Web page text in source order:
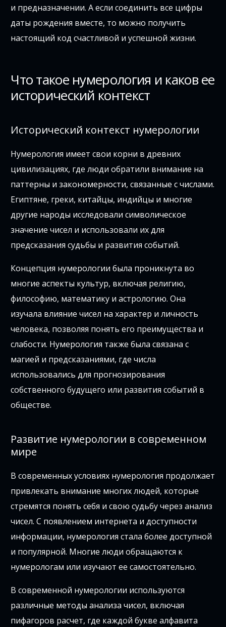
и предназначении. А если соединить все цифры
даты рождения вместе, то можно получить
настоящий код счастливой и успешной жизни.
Что такое нумерология и каков ее
исторический контекст
Исторический контекст нумерологии
Нумерология имеет свои корни в древних
цивилизациях, где люди обратили внимание на
паттерны и закономерности, связанные с числами.
Египтяне, греки, китайцы, индийцы и многие
другие народы исследовали символическое
значение чисел и использовали их для
предсказания судьбы и развития событий.
Концепция нумерологии была проникнута во
многие аспекты культур, включая религию,
философию, математику и астрологию. Она
изучала влияние чисел на характер и личность
человека, позволяя понять его преимущества и
слабости. Нумерология также была связана с
магией и предсказаниями, где числа
использовались для прогнозирования
собственного будущего или развития событий в
обществе.
Развитие нумерологии в современном
мире
В современных условиях нумерология продолжает
привлекать внимание многих людей, которые
стремятся понять себя и свою судьбу через анализ
чисел. С появлением интернета и доступности
информации, нумерология стала более доступной
и популярной. Многие люди обращаются к
нумерологам или изучают ее самостоятельно.
В современной нумерологии используются
различные методы анализа чисел, включая
пифагоров расчет, где каждой букве алфавита